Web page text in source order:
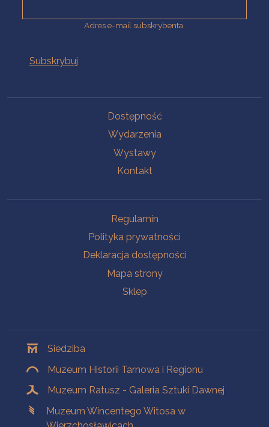
Adres e-mail subskrybenta.
Dostępność
Wydarzenia
Wystawy
Kontakt
Regulamin
Polityka prywatności
Deklaracja dostępności
Mapa strony
Sklep
Siedziba
Muzeum Historii Tarnowa i Regionu
Muzeum Ratusz - Galeria Sztuki Dawnej
Muzeum Wincentego Witosa w